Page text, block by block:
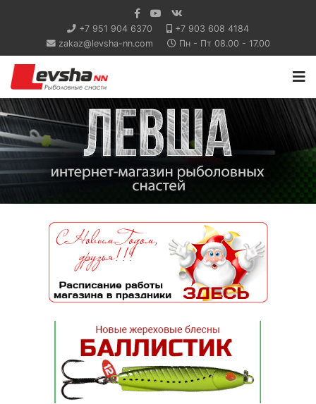
+7 951 904 6370
+7 903 608 4184
zakaz@levsha-nn.com
Пн - Пт 08.00 - 17.00